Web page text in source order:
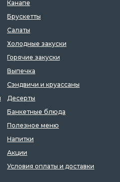
Канапе
Брускетты
Салаты
Холодные закуски
Горячие закуски
Выпечка
Сэндвичи и круассаны
Десерты
Банкетные блюда
Полезное меню
Напитки
Акции
Условия оплаты и доставки